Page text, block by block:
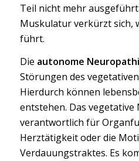
Teil nicht mehr
Muskulatur verkürzt sich,
führt.
Die autonome
Störungen des
Hierdurch können
entstehen. Das vegetative
verantwortlich für
Herztätigkeit oder die
Verdauungstraktes. Es